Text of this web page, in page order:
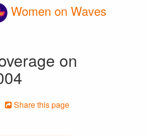
Women on Waves
on
Share this page